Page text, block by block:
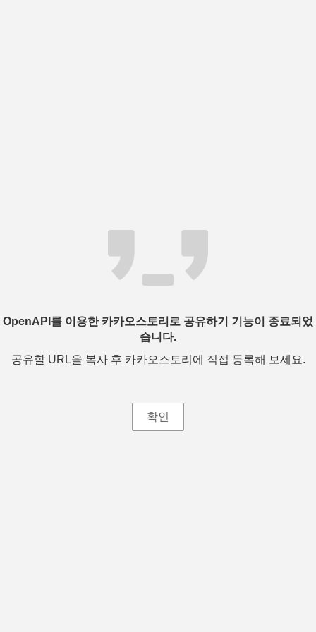
OpenAPI를 이용한 카카오스토리로 공유하기 기능이 종료되었
습니다.
공유할 URL을 복사 후 카카오스토리에 직접 등록해 보세요.
확인